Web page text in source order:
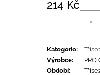
214 Kč
Kategorie:
Výrobce:
PRO
Období: